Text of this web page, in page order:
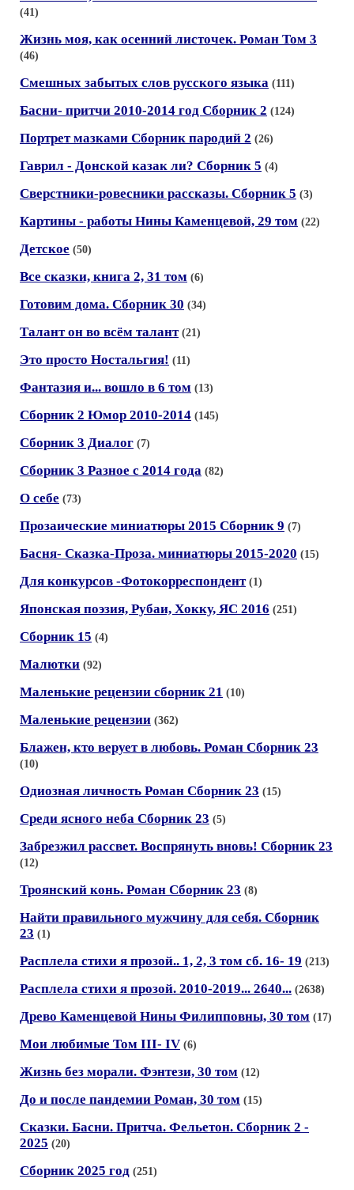
(41)
Жизнь моя, как осенний листочек. Роман Том 3
(46)
Смешных забытых слов русского языка (111)
Басни- притчи 2010-2014 год Сборник 2 (124)
Портрет мазками Сборник пародий 2 (26)
Гаврил - Донской казак ли? Сборник 5 (4)
Сверстники-ровесники рассказы. Сборник 5 (3)
Картины - работы Нины Каменцевой, 29 том (22)
Детское (50)
Все сказки, книга 2, 31 том (6)
Готовим дома. Сборник 30 (34)
Талант он во всём талант (21)
Это просто Ностальгия! (11)
Фантазия и... вошло в 6 том (13)
Сборник 2 Юмор 2010-2014 (145)
Сборник 3 Диалог (7)
Сборник 3 Разное с 2014 года (82)
О себе (73)
Прозаические миниатюры 2015 Сборник 9 (7)
Басня- Сказка-Проза. миниатюры 2015-2020 (15)
Для конкурсов -Фотокорреспондент (1)
Японская поэзия, Рубаи, Xокку, ЯС 2016 (251)
Сборник 15 (4)
Малютки (92)
Маленькие рецензии сборник 21 (10)
Маленькие рецензии (362)
Блажен, кто верует в любовь. Роман Сборник 23
(10)
Одиозная личность Роман Сборник 23 (15)
Среди ясного неба Сборник 23 (5)
Забрезжил рассвет. Воспрянуть вновь! Сборник 23
(12)
Троянский конь. Роман Сборник 23 (8)
Найти правильного мужчину для себя. Сборник
23 (1)
Расплела стихи я прозой.. 1, 2, 3 том сб. 16- 19 (213)
Расплела стихи я прозой. 2010-2019... 2640... (2638)
Древо Каменцевой Нины Филипповны, 30 том (17)
Мои любимые Том III- IV (6)
Жизнь без морали. Фэнтези, 30 том (12)
До и после пандемии Роман, 30 том (15)
Сказки. Басни. Притча. Фельетон. Сборник 2 -
2025 (20)
Сборник 2025 год (251)